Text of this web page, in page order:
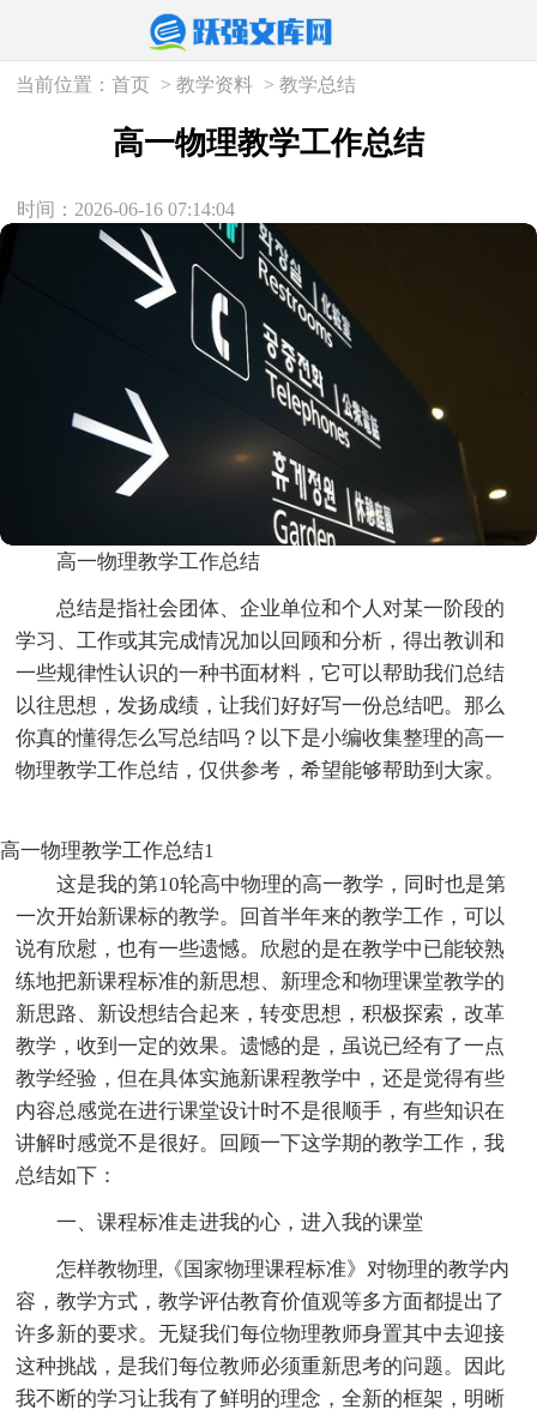
当前位置：首页 >教学资料 >教学总结
高一物理教学工作总结
时间：2026-06-16 07:14:04
高一物理教学工作总结
总结是指社会团体、企业单位和个人对某一阶段的
学习、工作或其完成情况加以回顾和分析，得出教训和
一些规律性认识的一种书面材料，它可以帮助我们总结
以往思想，发扬成绩，让我们好好写一份总结吧。那么
你真的懂得怎么写总结吗？以下是小编收集整理的高一
物理教学工作总结，仅供参考，希望能够帮助到大家。
高一物理教学工作总结1
这是我的第10轮高中物理的高一教学，同时也是第
一次开始新课标的教学。回首半年来的教学工作，可以
说有欣慰，也有一些遗憾。欣慰的是在教学中已能较熟
练地把新课程标准的新思想、新理念和物理课堂教学的
新思路、新设想结合起来，转变思想，积极探索，改革
教学，收到一定的效果。遗憾的是，虽说已经有了一点
教学经验，但在具体实施新课程教学中，还是觉得有些
内容总感觉在进行课堂设计时不是很顺手，有些知识在
讲解时感觉不是很好。回顾一下这学期的教学工作，我
总结如下：
一、课程标准走进我的心，进入我的课堂
怎样教物理,《国家物理课程标准》对物理的教学内
容，教学方式，教学评估教育价值观等多方面都提出了
许多新的要求。无疑我们每位物理教师身置其中去迎接
这种挑战，是我们每位教师必须重新思考的问题。因此
我不断的学习让我有了鲜明的理念，全新的框架，明晰